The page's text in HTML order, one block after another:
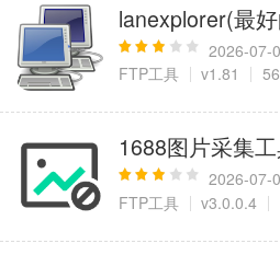
lanexplorer(最
2026-07-
FTP工具
v1.81
1688图片采集
2026-07-
FTP工具
v3.0.0.4